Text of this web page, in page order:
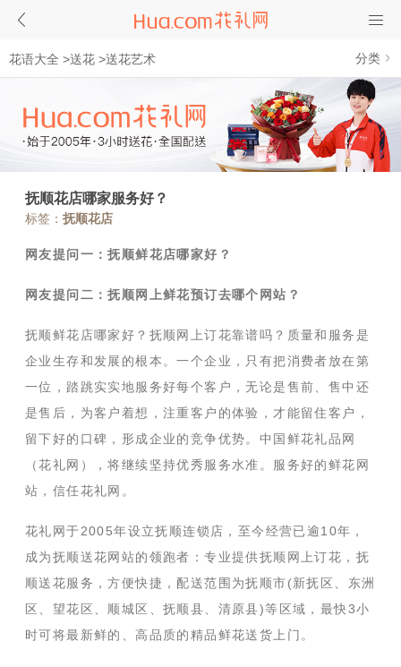
花语大全 >送花 >送花艺术 分类
抚顺花店哪家服务好？
标签： 抚顺花店
网友提问一：抚顺鲜花店哪家好？
网友提问二：抚顺网上鲜花预订去哪个网站？
抚顺鲜花店哪家好？抚顺网上订花靠谱吗？质量和服务是
企业生存和发展的根本。一个企业，只有把消费者放在第
一位，踏跳实实地服务好每个客户，无论是售前、售中还
是售后，为客户着想，注重客户的体验，才能留住客户，
留下好的口碑，形成企业的竞争优势。中国鲜花礼品网
（花礼网），将继续坚持优秀服务水准。服务好的鲜花网
站，信任花礼网。
花礼网于2005年设立抚顺连锁店，至今经营已逾10年，
成为抚顺送花网站的领跑者：专业提供抚顺网上订花，抚
顺送花服务，方便快捷，配送范围为抚顺市(新抚区、东洲
区、望花区、顺城区、抚顺县、清原县)等区域，最快3小
时可将最新鲜的、高品质的精品鲜花送货上门。